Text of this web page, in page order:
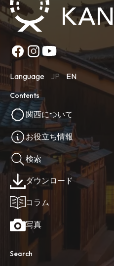
Language JP EN
Contents
関西について
お役立ち情報
検索
ダウンロード
コラム
写真
Search